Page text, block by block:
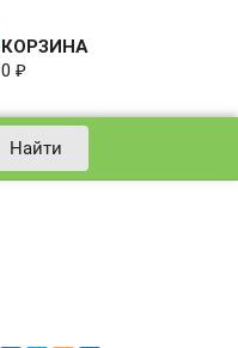
КОРЗИНА
0₽
Найти